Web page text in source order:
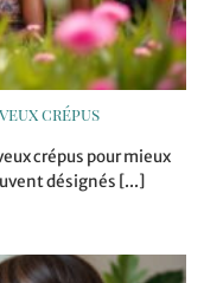
crépus
crépus pour mieux
désignés [...]